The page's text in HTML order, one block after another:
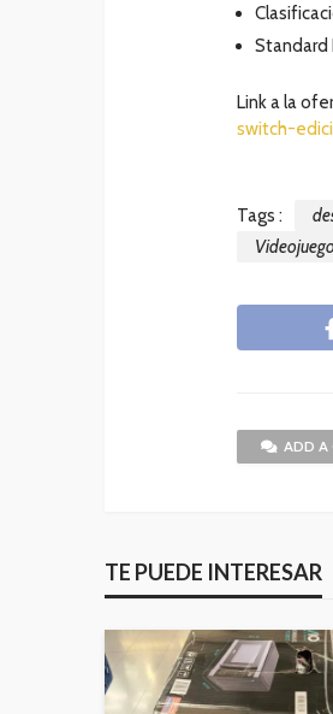
Standard
Link a la
switch-
Tags :
ADD A
TE PUEDE INTERESAR